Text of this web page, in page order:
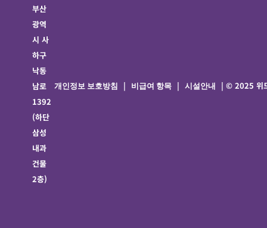
부산
광역
시 사
하구
낙동
남로
1392
(하단
삼성
내과
건물
2층)
개인정보 보호방침 | 비급여 항목 | 시설안내 | © 2025 위